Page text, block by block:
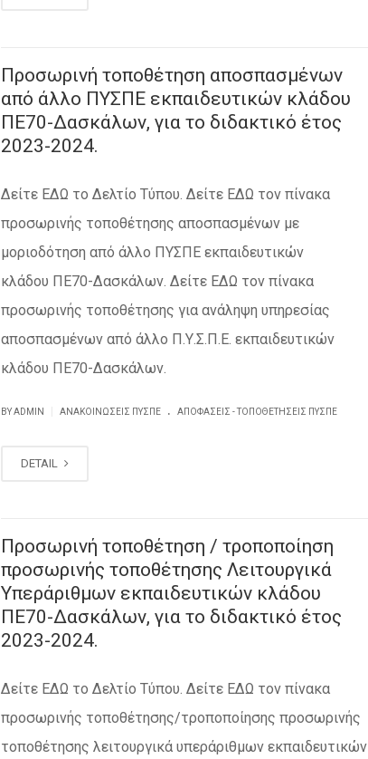
Προσωρινή τοποθέτηση αποσπασμένων
από άλλο ΠΥΣΠΕ εκπαιδευτικών κλάδου
ΠΕ70-Δασκάλων, για το διδακτικό έτος
2023-2024.
Δείτε ΕΔΩ το Δελτίο Τύπου. Δείτε ΕΔΩ τον πίνακα
προσωρινής τοποθέτησης αποσπασμένων με
μοριοδότηση από άλλο ΠΥΣΠΕ εκπαιδευτικών
κλάδου ΠΕ70-Δασκάλων. Δείτε ΕΔΩ τον πίνακα
προσωρινής τοποθέτησης για ανάληψη υπηρεσίας
αποσπασμένων από άλλο Π.Υ.Σ.Π.Ε. εκπαιδευτικών
κλάδου ΠΕ70-Δασκάλων.
BY ADMIN ΑΝΑΚΟΙΝΏΣΕΙΣ ΠΥΣΠΕ . ΑΠΟΦΆΣΕΙΣ - ΤΟΠΟΘΕΤΉΣΕΙΣ ΠΥΣΠΕ
DETAIL
Προσωρινή τοποθέτηση / τροποποίηση
προσωρινής τοποθέτησης Λειτουργικά
Υπεράριθμων εκπαιδευτικών κλάδου
ΠΕ70-Δασκάλων, για το διδακτικό έτος
2023-2024.
Δείτε ΕΔΩ το Δελτίο Τύπου. Δείτε ΕΔΩ τον πίνακα
προσωρινής τοποθέτησης/τροποποίησης προσωρινής
τοποθέτησης λειτουργικά υπεράριθμων εκπαιδευτικών